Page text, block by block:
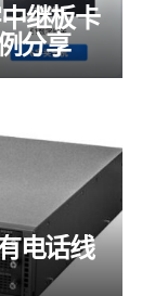
继板卡
分享
电话线